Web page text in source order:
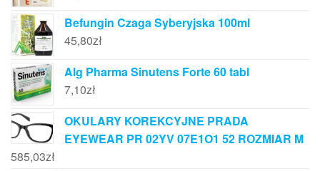
Befungin Czaga Syberyjska 100ml
45,80zł
Alg Pharma Sinutens Forte 60 tabl
7,10zł
OKULARY KOREKCYJNE PRADA
EYEWEAR PR 02YV 07E1O1 52 ROZMIAR M
585,03zł